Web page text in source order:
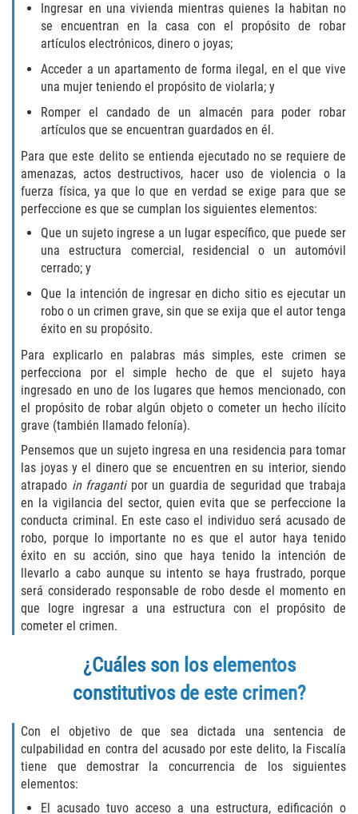
Delitos por los cuales un Menor
puede ser Juzgado como Adulto
División de Justicia Juvenil
Libertad Condicional para Menores
Petición Aceptada
Proyecto de Ley del Senado SB 439
Sello de Registros Juveniles
Tribunal de Delincuencia Juvenil
Delitos de Armas
Armas Prohibidas en California
Aumento de Sentencias por Armas de
Fuego
Descarga Negligente de un Arma de
Fuego
Portar un Arma de Fuego Cargada
Portar un Arma de Fuego Oculta
Delitos de Conducción
Conducir con una Licencia
Suspendida
Evadir a un Oficial de Policía
Ingresar en una vivienda mientras quienes la habitan no
se encuentran en la casa con el propósito de robar
artículos electrónicos, dinero o joyas;
Acceder a un apartamento de forma ilegal, en el que vive
una mujer teniendo el propósito de violarla; y
Romper el candado de un almacén para poder robar
artículos que se encuentran guardados en él.
Para que este delito se entienda ejecutado no se requiere de
amenazas, actos destructivos, hacer uso de violencia o la
fuerza física, ya que lo que en verdad se exige para que se
perfeccione es que se cumplan los siguientes elementos:
Que un sujeto ingrese a un lugar específico, que puede ser
una estructura comercial, residencial o un automóvil
cerrado; y
Que la intención de ingresar en dicho sitio es ejecutar un
robo o un crimen grave, sin que se exija que el autor tenga
éxito en su propósito.
Para explicarlo en palabras más simples, este crimen se
perfecciona por el simple hecho de que el sujeto haya
ingresado en uno de los lugares que hemos mencionado, con
el propósito de robar algún objeto o cometer un hecho ilícito
grave (también llamado felonía).
Pensemos que un sujeto ingresa en una residencia para tomar
las joyas y el dinero que se encuentren en su interior, siendo
atrapado in fraganti por un guardia de seguridad que trabaja
en la vigilancia del sector, quien evita que se perfeccione la
conducta criminal. En este caso el individuo será acusado de
robo, porque lo importante no es que el autor haya tenido
éxito en su acción, sino que haya tenido la intención de
llevarlo a cabo aunque su intento se haya frustrado, porque
será considerado responsable de robo desde el momento en
que logre ingresar a una estructura con el propósito de
cometer el crimen.
¿Cuáles son los elementos
constitutivos de este crimen?
Con el objetivo de que sea dictada una sentencia de
culpabilidad en contra del acusado por este delito, la Fiscalía
tiene que demostrar la concurrencia de los siguientes
elementos:
El acusado tuvo acceso a una estructura, edificación o